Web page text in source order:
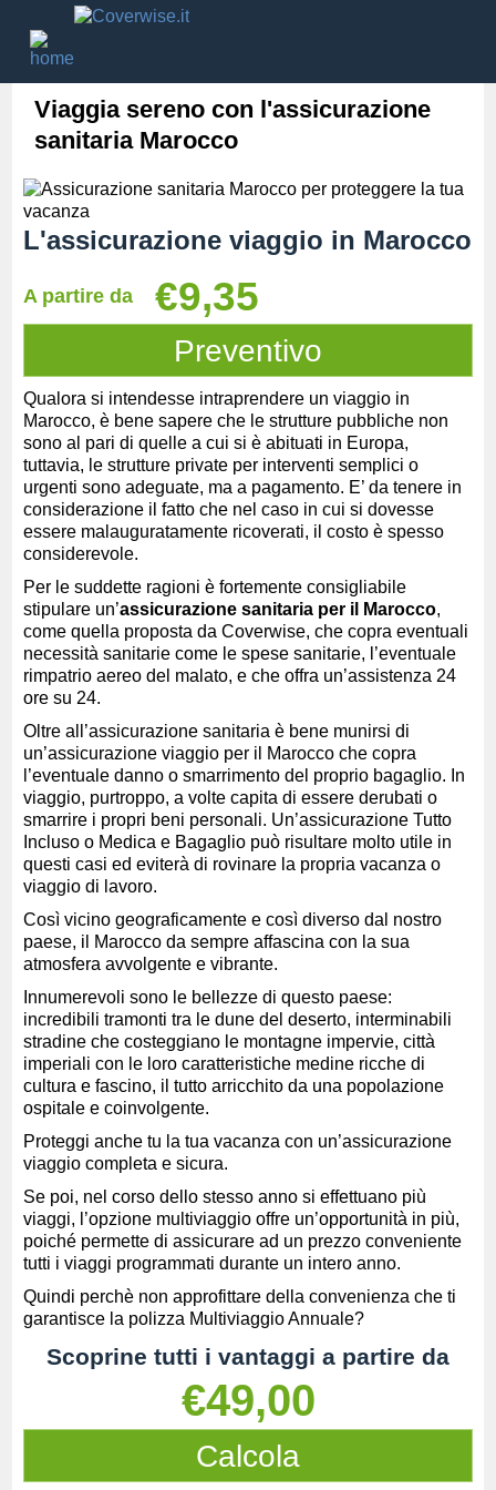
Viaggia sereno con l'assicurazione
sanitaria Marocco
L'assicurazione viaggio in Marocco
A partire da €9,35
Preventivo
Qualora si intendesse intraprendere un viaggio in
Marocco, è bene sapere che le strutture pubbliche non
sono al pari di quelle a cui si è abituati in Europa,
tuttavia, le strutture private per interventi semplici o
urgenti sono adeguate, ma a pagamento. E’ da tenere in
considerazione il fatto che nel caso in cui si dovesse
essere malauguratamente ricoverati, il costo è spesso
considerevole.
Per le suddette ragioni è fortemente consigliabile
stipulare un’assicurazione sanitaria per il Marocco,
come quella proposta da Coverwise, che copra eventuali
necessità sanitarie come le spese sanitarie, l’eventuale
rimpatrio aereo del malato, e che offra un’assistenza 24
ore su 24.
Oltre all’assicurazione sanitaria è bene munirsi di
un’assicurazione viaggio per il Marocco che copra
l’eventuale danno o smarrimento del proprio bagaglio. In
viaggio, purtroppo, a volte capita di essere derubati o
smarrire i propri beni personali. Un’assicurazione Tutto
Incluso o Medica e Bagaglio può risultare molto utile in
questi casi ed eviterà di rovinare la propria vacanza o
viaggio di lavoro.
Così vicino geograficamente e così diverso dal nostro
paese, il Marocco da sempre affascina con la sua
atmosfera avvolgente e vibrante.
Innumerevoli sono le bellezze di questo paese:
incredibili tramonti tra le dune del deserto, interminabili
stradine che costeggiano le montagne impervie, città
imperiali con le loro caratteristiche medine ricche di
cultura e fascino, il tutto arricchito da una popolazione
ospitale e coinvolgente.
Proteggi anche tu la tua vacanza con un’assicurazione
viaggio completa e sicura.
Se poi, nel corso dello stesso anno si effettuano più
viaggi, l’opzione multiviaggio offre un’opportunità in più,
poiché permette di assicurare ad un prezzo conveniente
tutti i viaggi programmati durante un intero anno.
Quindi perchè non approfittare della convenienza che ti
garantisce la polizza Multiviaggio Annuale?
Scoprine tutti i vantaggi a partire da
€49,00
Calcola